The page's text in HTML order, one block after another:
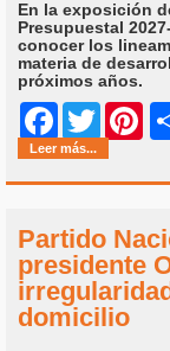
En la exposición
Presupuestal
conocer los
materia de
próximos años.
Facebook
Twitter
Leer más...
Partido
presidente
domicilio